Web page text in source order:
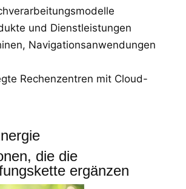
und Dienstleistungen
Navigationsanwendungen
Rechenzentren mit Cloud-
die die
ergänzen